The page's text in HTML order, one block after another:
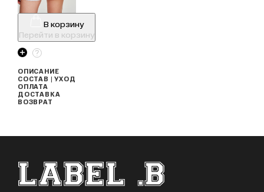
В корзину
Перейти в корзину
ОПИСАНИЕ
СОСТАВ | УХОД
ОПЛАТА
ДОСТАВКА
ВОЗВРАТ
ФУТЕР САЙТА